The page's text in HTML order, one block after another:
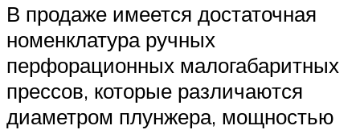
В продаже имеется достаточная
номенклатура ручных
перфорационных малогабаритных
прессов, которые различаются
диаметром плунжера, мощностью